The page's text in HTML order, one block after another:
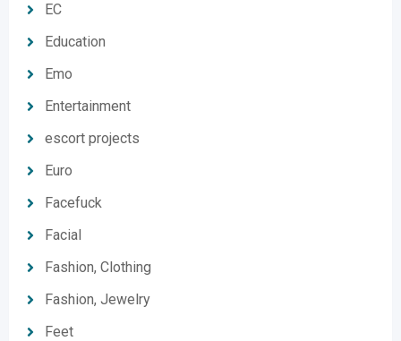
EC
Education
Emo
Entertainment
escort projects
Euro
Facefuck
Facial
Fashion, Clothing
Fashion, Jewelry
Feet